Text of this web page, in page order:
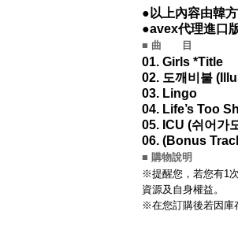
●以上內容由韓
●avex代理進口
■ 曲 目
01. Girls *Title
02. 도깨비불
03. Lingo
04. Life’s Too
05. ICU (쉬어가
06. (Bonus
■ 購物說明
※提醒您，若您有1
資源及自身權益。
※在您訂購後若因庫